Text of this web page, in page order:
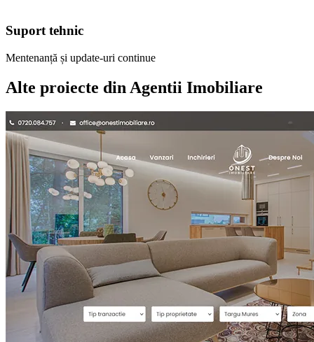
Suport tehnic
Mentenanță și update-uri continue
Alte proiecte din Agentii Imobiliare